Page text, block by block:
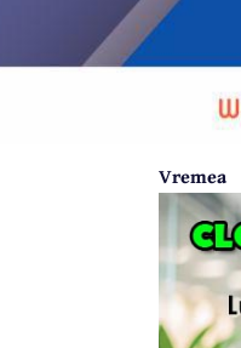
Vremea